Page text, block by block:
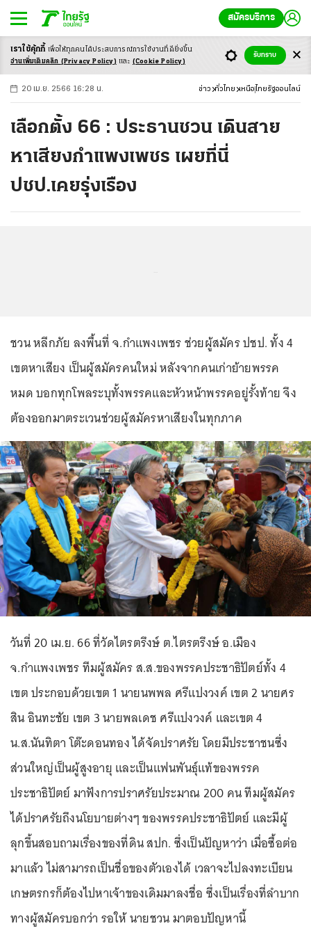
สมัครบริการ
-ก ก ก+
20 เม.ย. 2566 16:28 น. ข่าว ทั่วไทย เหนือ ไทยรัฐออนไลน์
เลือกตั้ง 66 : ประธานชวน เดินสาย
หาเสียงกำแพงเพชร เผยที่นี่
ปชป.เคยรุ่งเรือง
ชวน หลีกภัย ลงพื้นที่ จ.กำแพงเพชร ช่วยผู้สมัคร ปชป. ทั้ง 4
เขตหาเสียง เป็นผู้สมัครคนใหม่ หลังจากคนเก่าย้ายพรรค
หมด บอกทุกโพลระบุทั้งพรรคและหัวหน้าพรรคอยู่รั้งท้าย จึง
ต้องออกมาตระเวนช่วยผู้สมัครหาเสียงในทุกภาค
วันที่ 20 เม.ย. 66 ที่วัดไตรตรึงษ์ ต.ไตรตรึงษ์ อ.เมือง
จ.กำแพงเพชร ทีมผู้สมัคร ส.ส.ของพรรคประชาธิปัตย์ทั้ง 4
เขต ประกอบด้วยเขต 1 นายนพพล ศรีแปงวงค์ เขต 2 นายศร
สิน อินทะชัย เขต 3 นายพลเดช ศรีแปงวงค์ และเขต 4
น.ส.นันทิตา โต๊ะดอนทอง ได้จัดปราศรัย โดยมีประชาชนซึ่ง
ส่วนใหญ่เป็นผู้สูงอายุ และเป็นแฟนพันธุ์แท้ของพรรค
ประชาธิปัตย์ มาฟังการปราศรัยประมาณ 200 คน ทีมผู้สมัคร
ได้ปราศรัยถึงนโยบายต่างๆ ของพรรคประชาธิปัตย์ และมีผู้
ลุกขึ้นสอบถามเรื่องของที่ดิน สปก. ซึ่งเป็นปัญหาว่า เมื่อซื้อต่อ
มาแล้ว ไม่สามารถเป็นชื่อของตัวเองได้ เวลาจะไปลงทะเบียน
เกษตรกรก็ต้องไปหาเจ้าของเดิมมาลงชื่อ ซึ่งเป็นเรื่องที่ลำบาก
ทางผู้สมัครบอกว่า รอให้ นายชวน มาตอบปัญหานี้
เราใช้คุ้กกี้ เพื่อให้ทุกคนได้ประสบการณ์การใช้งานที่ดียิ่งขึ้น
อ่านเพิ่มเติมคลิก (Privacy Policy) และ (Cookie Policy)
รับทราบ